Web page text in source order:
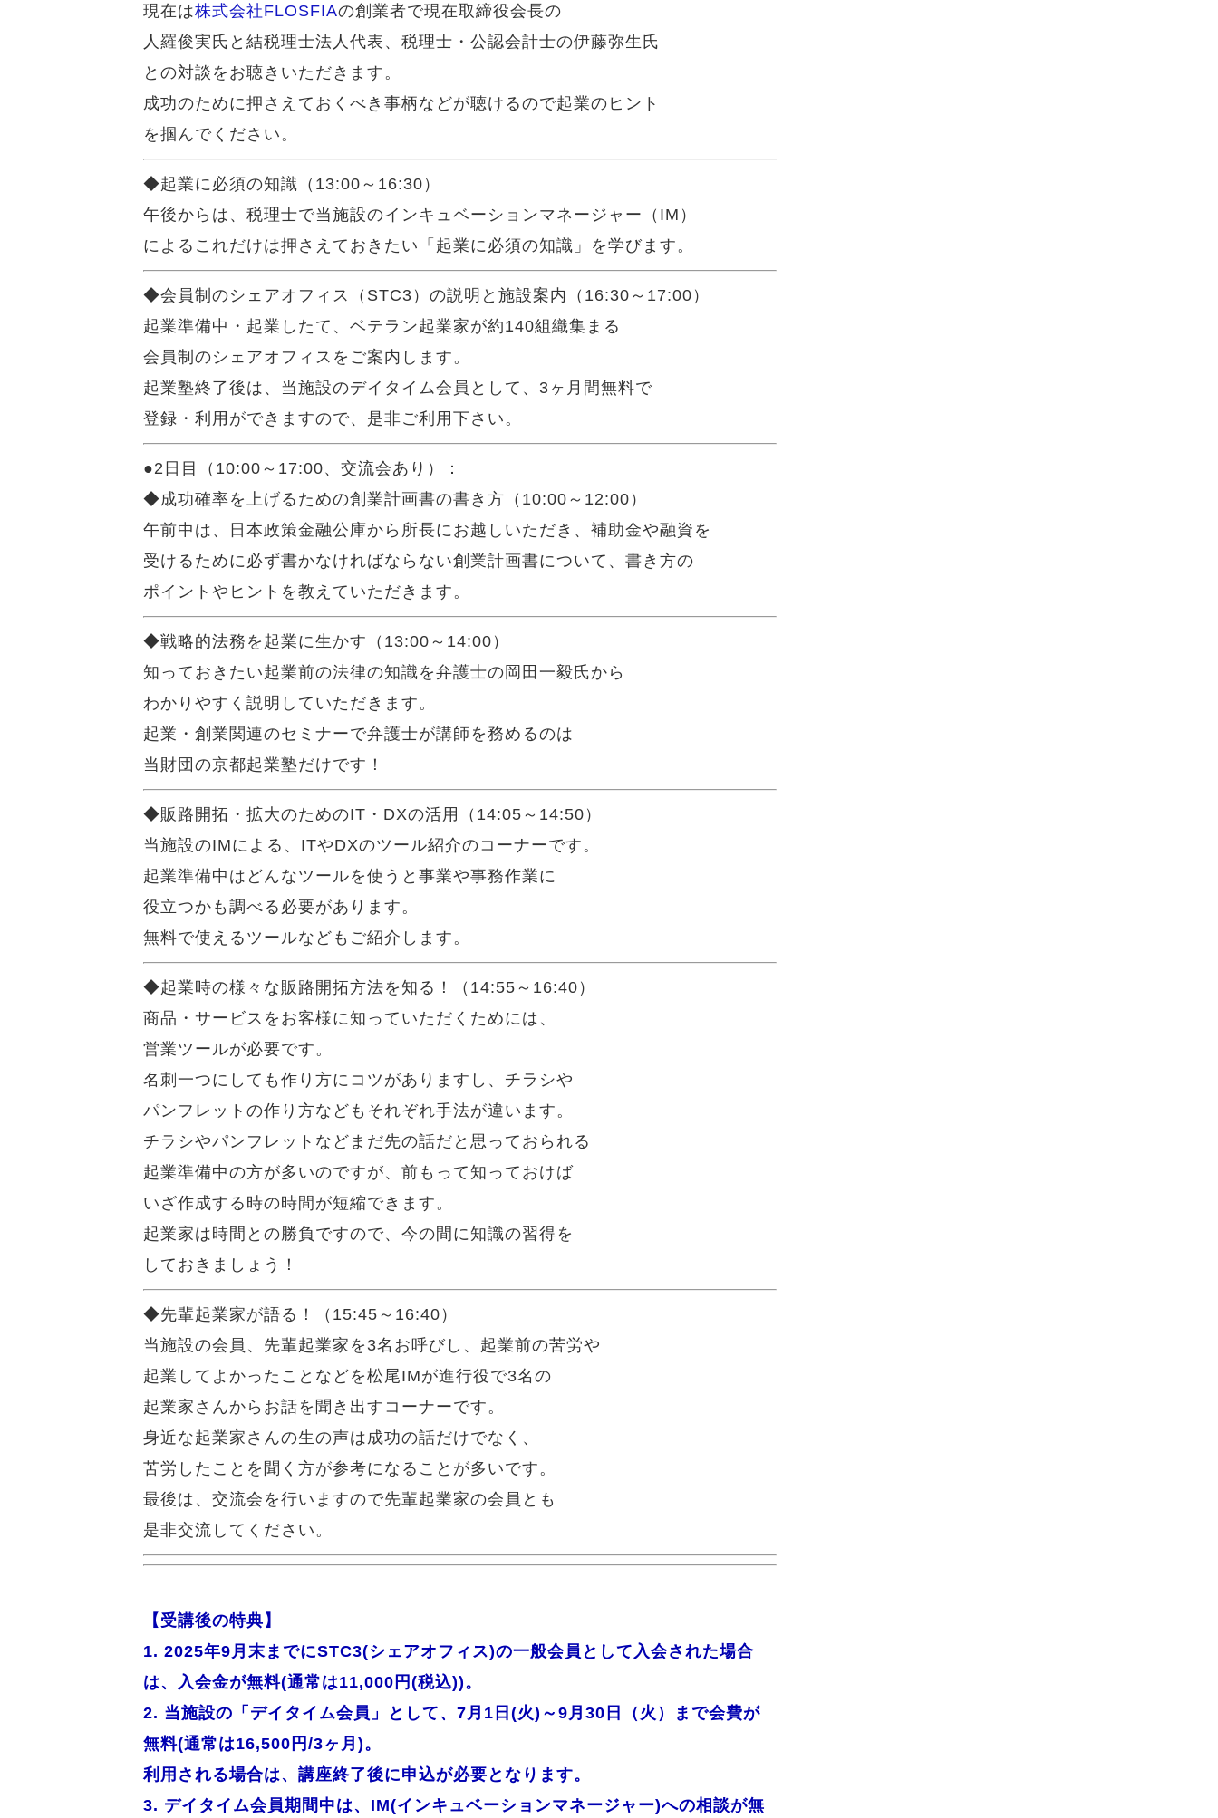
現在は株式会社FLOSFIAの創業者で現在取締役会長の
人羅俊実氏と結税理士法人代表、税理士・公認会計士の伊藤弥生氏
との対談をお聴きいただきます。
成功のために押さえておくべき事柄などが聴けるので起業のヒント
を掴んでください。
◆起業に必須の知識（13:00～16:30）
午後からは、税理士で当施設のインキュベーションマネージャー（IM）
によるこれだけは押さえておきたい「起業に必須の知識」を学びます。
◆会員制のシェアオフィス（STC3）の説明と施設案内（16:30～17:00）
起業準備中・起業したて、ベテラン起業家が約140組織集まる
会員制のシェアオフィスをご案内します。
起業塾終了後は、当施設のデイタイム会員として、3ヶ月間無料で
登録・利用ができますので、是非ご利用下さい。
●2日目（10:00～17:00、交流会あり）：
◆成功確率を上げるための創業計画書の書き方（10:00～12:00）
午前中は、日本政策金融公庫から所長にお越しいただき、補助金や融資を
受けるために必ず書かなければならない創業計画書について、書き方の
ポイントやヒントを教えていただきます。
◆戦略的法務を起業に生かす（13:00～14:00）
知っておきたい起業前の法律の知識を弁護士の岡田一毅氏から
わかりやすく説明していただきます。
起業・創業関連のセミナーで弁護士が講師を務めるのは
当財団の京都起業塾だけです！
◆販路開拓・拡大のためのIT・DXの活用（14:05～14:50）
当施設のIMによる、ITやDXのツール紹介のコーナーです。
起業準備中はどんなツールを使うと事業や事務作業に
役立つかも調べる必要があります。
無料で使えるツールなどもご紹介します。
◆起業時の様々な販路開拓方法を知る！（14:55～16:40）
商品・サービスをお客様に知っていただくためには、
営業ツールが必要です。
名刺一つにしても作り方にコツがありますし、チラシや
パンフレットの作り方などもそれぞれ手法が違います。
チラシやパンフレットなどまだ先の話だと思っておられる
起業準備中の方が多いのですが、前もって知っておけば
いざ作成する時の時間が短縮できます。
起業家は時間との勝負ですので、今の間に知識の習得を
しておきましょう！
◆先輩起業家が語る！（15:45～16:40）
当施設の会員、先輩起業家を3名お呼びし、起業前の苦労や
起業してよかったことなどを松尾IMが進行役で3名の
起業家さんからお話を聞き出すコーナーです。
身近な起業家さんの生の声は成功の話だけでなく、
苦労したことを聞く方が参考になることが多いです。
最後は、交流会を行いますので先輩起業家の会員とも
是非交流してください。
【受講後の特典】
1. 2025年9月末までにSTC3(シェアオフィス)の一般会員として入会された場合
は、入会金が無料(通常は11,000円(税込))。
2. 当施設の「デイタイム会員」として、7月1日(火)～9月30日（火）まで会費が
無料(通常は16,500円/3ヶ月)。
利用される場合は、講座終了後に申込が必要となります。
3. デイタイム会員期間中は、IM(インキュベーションマネージャー)への相談が無